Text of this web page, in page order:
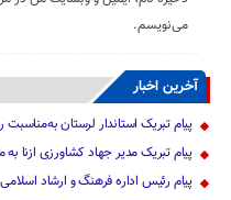
می‌نویسم.
آخرین اخبار
پیام تبریک استاندار لرستان به‌مناسبت
پیام تبریک مدیر جهاد کشاورزی ازنا به
پیام رئیس اداره فرهنگ و ارشاد اسلامی